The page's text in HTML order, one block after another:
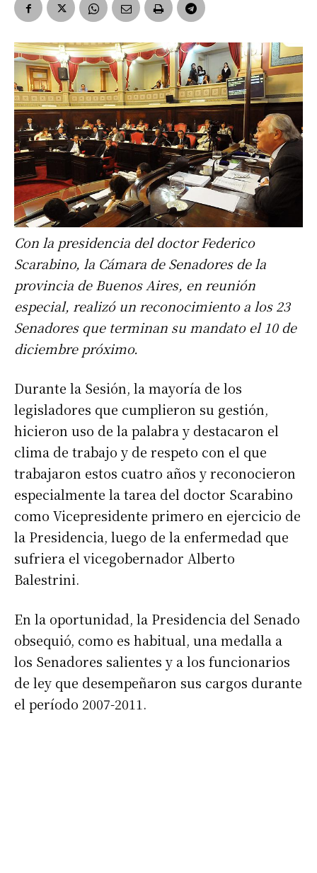
Con la presidencia del doctor Federico
Scarabino, la Cámara de Senadores de la
provincia de Buenos Aires, en reunión
especial, realizó un reconocimiento a los 23
Senadores que terminan su mandato el 10 de
diciembre próximo.
Durante la Sesión, la mayoría de los
legisladores que cumplieron su gestión,
hicieron uso de la palabra y destacaron el
clima de trabajo y de respeto con el que
trabajaron estos cuatro años y reconocieron
especialmente la tarea del doctor Scarabino
como Vicepresidente primero en ejercicio de
la Presidencia, luego de la enfermedad que
sufriera el vicegobernador Alberto
Balestrini.
En la oportunidad, la Presidencia del Senado
obsequió, como es habitual, una medalla a
los Senadores salientes y a los funcionarios
de ley que desempeñaron sus cargos durante
el período 2007-2011.